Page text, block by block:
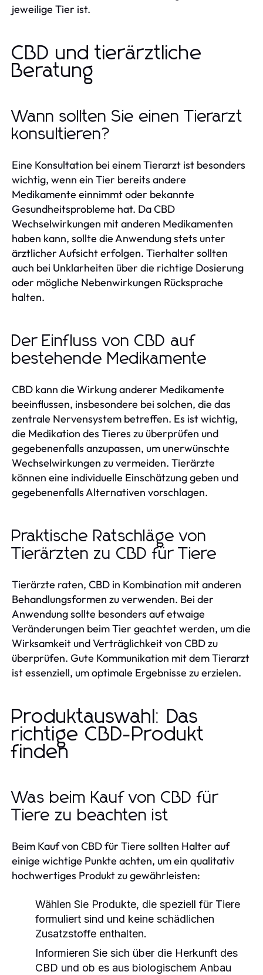
jeweilige Tier ist.
CBD und tierärztliche
Beratung
Wann sollten Sie einen Tierarzt
konsultieren?
Eine Konsultation bei einem Tierarzt ist besonders
wichtig, wenn ein Tier bereits andere
Medikamente einnimmt oder bekannte
Gesundheitsprobleme hat. Da CBD
Wechselwirkungen mit anderen Medikamenten
haben kann, sollte die Anwendung stets unter
ärztlicher Aufsicht erfolgen. Tierhalter sollten
auch bei Unklarheiten über die richtige Dosierung
oder mögliche Nebenwirkungen Rücksprache
halten.
Der Einfluss von CBD auf
bestehende Medikamente
CBD kann die Wirkung anderer Medikamente
beeinflussen, insbesondere bei solchen, die das
zentrale Nervensystem betreffen. Es ist wichtig,
die Medikation des Tieres zu überprüfen und
gegebenenfalls anzupassen, um unerwünschte
Wechselwirkungen zu vermeiden. Tierärzte
können eine individuelle Einschätzung geben und
gegebenenfalls Alternativen vorschlagen.
Praktische Ratschläge von
Tierärzten zu CBD für Tiere
Tierärzte raten, CBD in Kombination mit anderen
Behandlungsformen zu verwenden. Bei der
Anwendung sollte besonders auf etwaige
Veränderungen beim Tier geachtet werden, um die
Wirksamkeit und Verträglichkeit von CBD zu
überprüfen. Gute Kommunikation mit dem Tierarzt
ist essenziell, um optimale Ergebnisse zu erzielen.
Produktauswahl: Das
richtige CBD-Produkt
finden
Was beim Kauf von CBD für
Tiere zu beachten ist
Beim Kauf von CBD für Tiere sollten Halter auf
einige wichtige Punkte achten, um ein qualitativ
hochwertiges Produkt zu gewährleisten:
Wählen Sie Produkte, die speziell für Tiere
formuliert sind und keine schädlichen
Zusatzstoffe enthalten.
Informieren Sie sich über die Herkunft des
CBD und ob es aus biologischem Anbau